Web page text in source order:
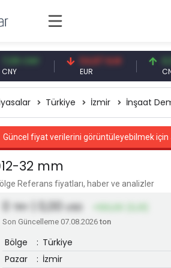
54,87 EUR 0,13
CNY/
Türkiye İzmir İnşaat
Güncel fiyat verilerini görüntüleyebilmek
32 mm
Referans fiyatları, haber ve analizler
TRY | 0,00 USD
Son Güncelleme 07.08.2026ton
Bölge : Türkiye
Pazar
: İzmir